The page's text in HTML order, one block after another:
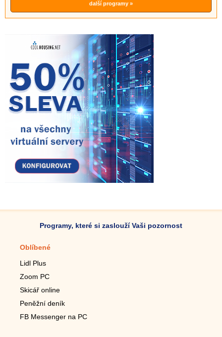
další programy »
Programy, které si zaslouží Vaši pozornost
Oblíbené
Lidl Plus
Zoom PC
Skicář online
Peněžní deník
FB Messenger na PC